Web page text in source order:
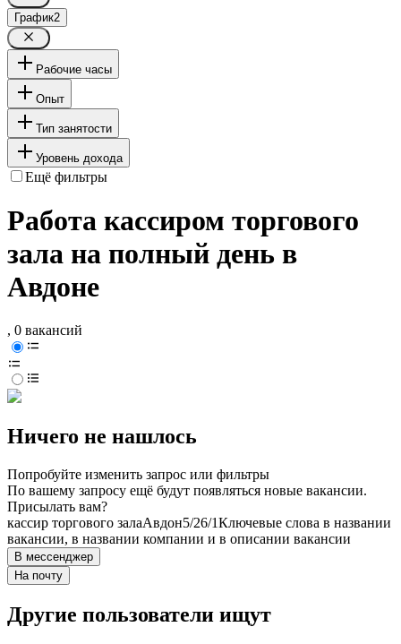
График2
Рабочие часы
Опыт
Тип занятости
Уровень дохода
Ещё фильтры
Работа кассиром торгового
зала на полный день в
Авдоне
, 0 вакансий
Ничего не нашлось
Попробуйте изменить запрос или фильтры
По вашему запросу ещё будут появляться новые вакансии.
Присылать вам?
кассир торгового залаАвдон5/26/1Ключевые слова в названии
вакансии, в названии компании и в описании вакансии
В мессенджер
На почту
Другие пользователи ищут